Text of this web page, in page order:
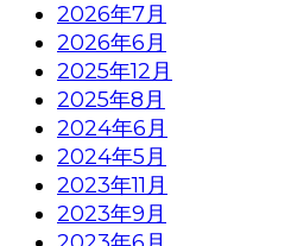
2026年7月
2026年6月
2025年12月
2025年8月
2024年6月
2024年5月
2023年11月
2023年9月